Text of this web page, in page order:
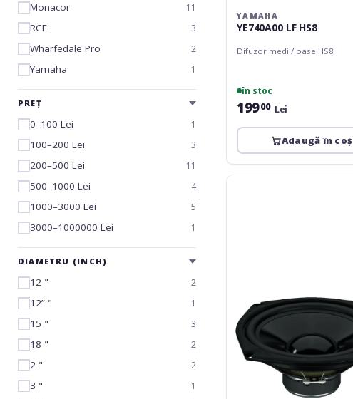
Monacor 11
RCF 3
Wharfedale Pro 2
Yamaha 1
PREȚ
0–100 Lei 1
100–200 Lei 3
200–500 Lei 11
500–1000 Lei 4
1000–3000 Lei 5
3000–1000000 Lei 1
DIAMETRU (INCH)
12 " 2
12” " 1
15 " 3
18 " 2
2 " 2
3 " 1
YAMAHA
YE740A00 LF HS8
Difuzor medii/joase HS8
în stoc
19900 Lei
Adaugă în coș
img